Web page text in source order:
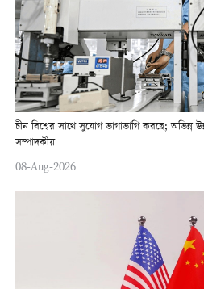
চীন বিশ্বের সাথে সুযোগ ভাগাভাগি করছে;
সম্পাদকীয়
08-Aug-2026